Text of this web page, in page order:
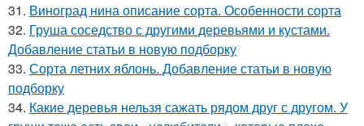
31. Виноград нина описание сорта. Особенности сорта
32. Груша соседство с другими деревьями и кустами.
Добавление статьи в новую подборку
33. Сорта летних яблонь. Добавление статьи в новую
подборку
34. Какие деревья нельзя сажать рядом друг с другом. У